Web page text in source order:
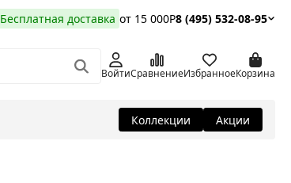
Бесплатная доставка от 15 000Р8 (495) 532-08-95
ВойтиСравнениеИзбранноеКорзина
Коллекции Акции